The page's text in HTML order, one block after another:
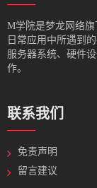
M学院是梦龙网络
日常应用中所遇到
服务器系统、硬件
作。
联系我们
免责声明
留言建议